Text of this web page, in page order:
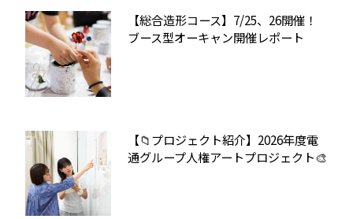
【総合造形コース】7/25、26開催！
ブース型オーキャン開催レポート
【📁プロジェクト紹介】2026年度電
通グループ人権アートプロジェクト🎨